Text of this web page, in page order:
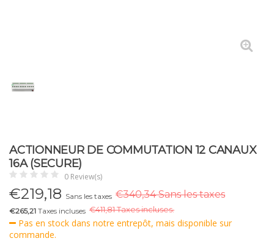
ACTIONNEUR DE COMMUTATION 12 CANAUX
16A (SECURE)
0 Review(s)
€219,18 Sans les taxes €340,34 Sans les taxes
€265,21 Taxes incluses €411,81 Taxes incluses.
Pas en stock dans notre entrepôt, mais disponible sur
commande.